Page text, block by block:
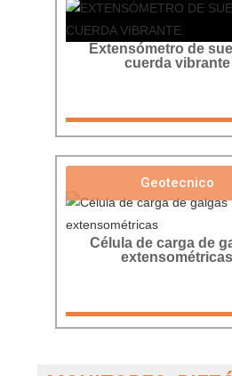
Extensómetro de
cuerda vibrante
Geotecnico
Célula de carga de
extensométricas